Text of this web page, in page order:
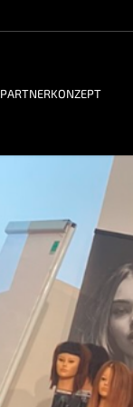
PARTNERKONZEPT